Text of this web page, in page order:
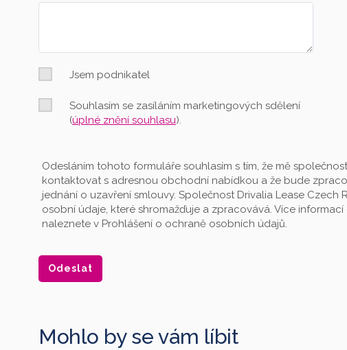
Jsem podnikatel
Souhlasím se zasíláním marketingových sdělení
(úplné znění souhlasu).
Odesláním tohoto formuláře souhlasím s tím, že mě
kontaktovat s adresnou obchodní nabídkou a že bude
jednání o uzavření smlouvy. Společnost Drivalia Lease Czech
osobní údaje, které shromažďuje a zpracovává. Více
naleznete v Prohlášení o ochraně osobních údajů.
Mohlo by se vám líbit